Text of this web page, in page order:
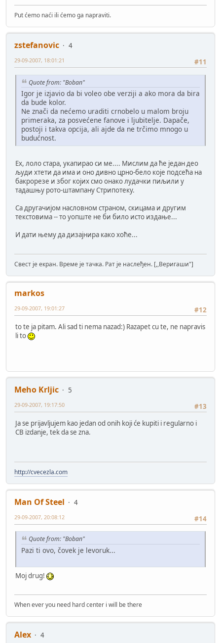
Put ćemo naći ili ćemo ga napraviti.
zstefanovic
4
#11
29-09-2007, 18:01:21
Quote from: "Boban"
Igor je izjavio da bi voleo obe verziji a ako mora da bira
da bude kolor.
Ne znači da nećemo uraditi crnobelo u malom broju
primeraka, za posvećene fanove i ljubitelje. Dapače,
postoji i takva opcija, ali ajde da ne trčimo mnogo u
budućnost.
Ех, лоло стара, укапирао си ме.... Мислим да ће један део
људи хтети да има и оно дивно црно-бело које подсећа на
бакрорезе и због којих смо онако лудачки пиљили у
тадашњу рото-штампану Стрипотеку.
Са другачијом насловном страном, скицама и другим
текстовима -- то уопште не би било исто издање...
И дати њему да дизајнира како хоће...
Свест је екран. Време је тачка. Рат је наслеђен. [,,Веригаши"]
markos
#12
29-09-2007, 19:01:27
to te ja pitam. Ali sad ti nema nazad:) Razapet cu te, ne napravis
li to
Meho Krljic
5
#13
29-09-2007, 19:17:50
Ja se prijavljujem kao jedan od onih koji će kupiti i regularno i
CB izdanje, tek da se zna.
http://cvecezla.com
Man Of Steel
4
#14
29-09-2007, 20:08:12
Quote from: "Boban"
Pazi ti ovo, čovek je levoruk...
Moj drug!
When ever you need hard center i will be there
Alex
4